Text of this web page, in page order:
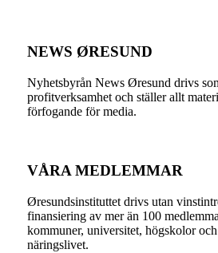
NEWS ØRESUND
Nyhetsbyrån News Øresund drivs
profitverksamhet och ställer allt
förfogande för media.
VÅRA MEDLEMMAR
Øresundsinstituttet drivs utan
finansiering av mer än 100
kommuner, universitet, högskolor
näringslivet.